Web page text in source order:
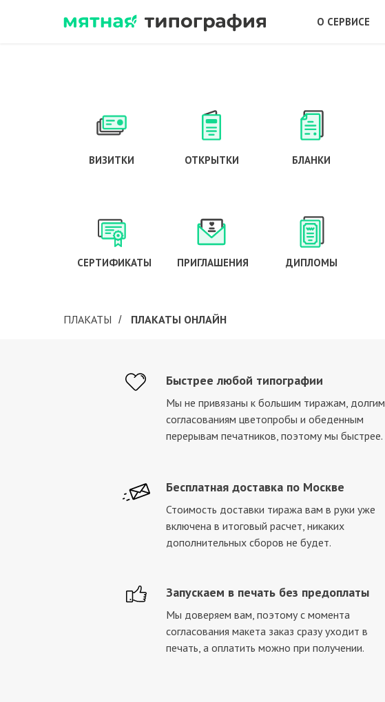
О СЕРВИСЕ
ДИПЛОМЫ
ПРИГЛАШЕНИЯ
СЕРТИФИКАТЫ
БЛАНКИ
ОТКРЫТКИ
ВИЗИТКИ
ПЛАКАТЫ / ПЛАКАТЫ ОНЛАЙН
Быстрее любой типографии
Мы не привязаны к большим тиражам, долгим
согласованиям цветопробы и обеденным
перерывам печатников, поэтому мы быстрее.
Бесплатная доставка по Москве
Стоимость доставки тиража вам в руки уже
включена в итоговый расчет, никаких
дополнительных сборов не будет.
Запускаем в печать без предоплаты
Мы доверяем вам, поэтому с момента
согласования макета заказ сразу уходит в
печать, а оплатить можно при получении.